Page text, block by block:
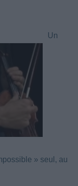
Un
» seul, au